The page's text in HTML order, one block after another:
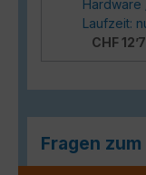
Hardware
Laufzeit:
CHF
Fragen